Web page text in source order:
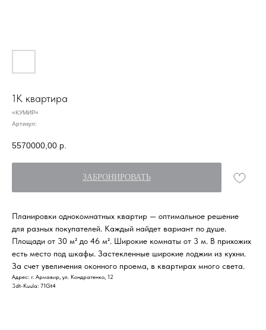
1К квартира
«КУМИР»
Артикул:
5570000,00 р.
ЗАБРОНИРОВАТЬ
Планировки однокомнатных квартир — оптимальное решение
для разных покупателей. Каждый найдет вариант по душе.
Площади от 30 м² до 46 м². Широкие комнаты от 3 м. В прихожих
есть место под шкафы. Застекленные широкие лоджии из кухни.
За счет увеличения оконного проема, в квартирах много света.
Адрес: г. Армавир, ул. Кондратенко, 12
3dt-Kuula: 71Gt4
Ипотечный калькулятор
Ипотечная программа
Расчёт условий не является публичной офертой.